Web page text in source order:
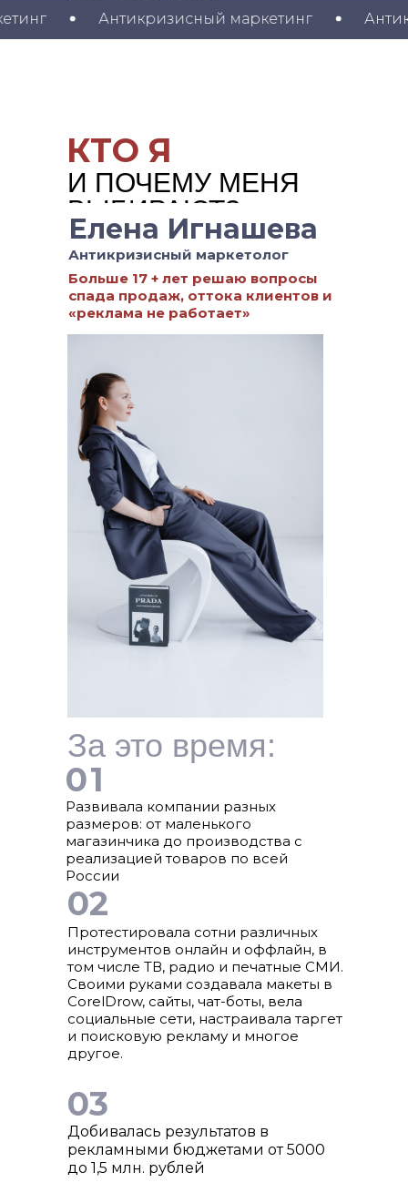
Антикризисный маркетинг
И ПОЧЕМУ МЕНЯ
ВЫБИРАЮТ?
КТО Я
Елена Игнашева
01
02
03
Больше 17 + лет решаю вопросы
спада продаж, оттока клиентов и
«реклама не работает»
За это время:
Развивала компании разных
размеров: от маленького
магазинчика до производства с
реализацией товаров по всей
России
Протестировала сотни различных
инструментов онлайн и оффлайн, в
том числе ТВ, радио и печатные СМИ.
Своими руками создавала макеты в
CorelDrow, сайты, чат-боты, вела
социальные сети, настраивала таргет
и поисковую рекламу и многое
другое.
Добивалась результатов в
рекламными бюджетами от 5000
до 1,5 млн. рублей
Антикризисный маркетолог